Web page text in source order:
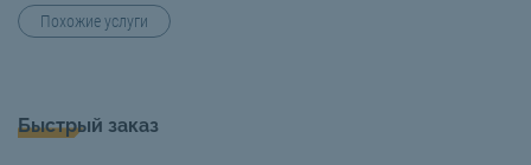
Похожие услуги
Быстрый заказ